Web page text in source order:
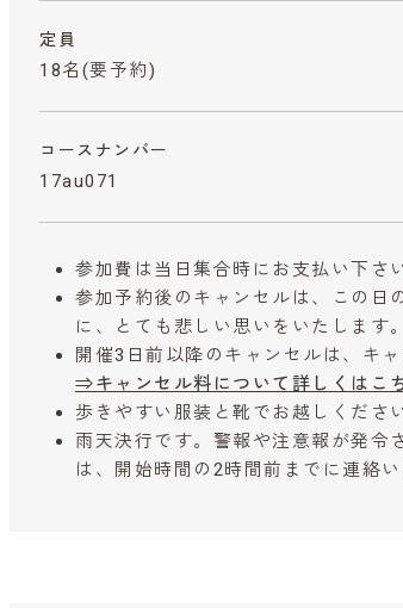
定員
18名(要予約)
コースナンバー
17au071
参加費は当日集合時にお支払い下さ
参加予約後のキャンセルは、この日
に、とても悲しい思いをいたします
開催3日前以降のキャンセルは、キ
⇒キャンセル料について詳しくはこ
歩きやすい服装と靴でお越しください
雨天決行です。警報や注意報が発令
は、開始時間の2時間前までに連絡い